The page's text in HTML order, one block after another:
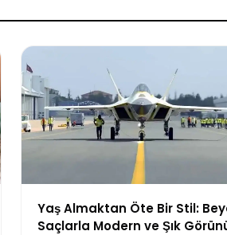
Yaş Almaktan Öte Bir Stil:
Saçlarla Modern ve Şık